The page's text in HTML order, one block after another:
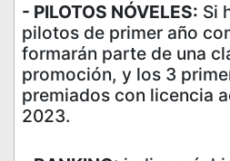
- PILOTOS NÓVELES: Si
pilotos de primer año
formarán parte de una
promoción, y los 3
premiados con licencia
2023.